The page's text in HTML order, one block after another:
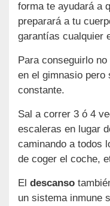
forma te ayudará a
preparará a tu
garantías cualquier
Para conseguirlo
en el gimnasio pero
constante.
Sal a correr 3 ó 4
escaleras en lugar
caminando a todos
de coger el coche,
El descanso
un sistema inmune